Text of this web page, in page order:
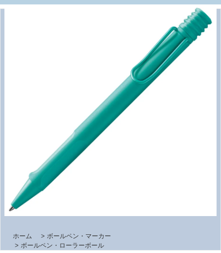
ホーム > ボールペン・マーカー
> ボールペン・ローラーボール